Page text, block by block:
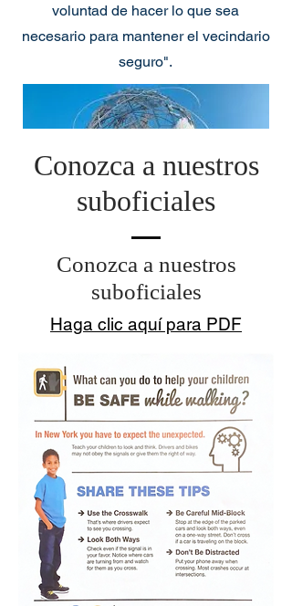
voluntad de hacer lo que sea
necesario para mantener el vecindario
seguro".
Conozca a nuestros
suboficiales
Conozca a nuestros
suboficiales
Haga clic aquí para PDF